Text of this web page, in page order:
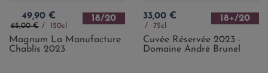
Prix
49,90 €
Prix de base
65,00 € 150cl
18/20
Magnum La Manufacture
Chablis 2023
Prix
33,00 €
75cl
18+/20
Cuvée Réservée 2023 -
Domaine André Brunel